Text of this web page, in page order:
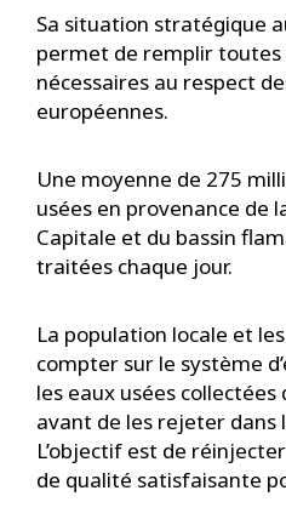
Sa situation stratégique
permet de remplir toutes
nécessaires au respect
européennes.
Une moyenne de 275
usées en provenance de
Capitale et du bassin
traitées chaque jour.
La population locale et
compter sur le système
les eaux usées
avant de les rejeter dans
L’objectif est de
de qualité satisfaisante